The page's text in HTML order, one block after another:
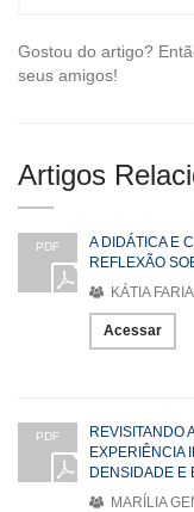
Gostou do artigo?
seus amigos!
Artigos
PDF
A DIDÁTICA E
REFLEXÃO
KÁTIA
Acessar
PDF
REVISITANDO
EXPERIÊNCIA
DENSIDADE E
MARÍLIA